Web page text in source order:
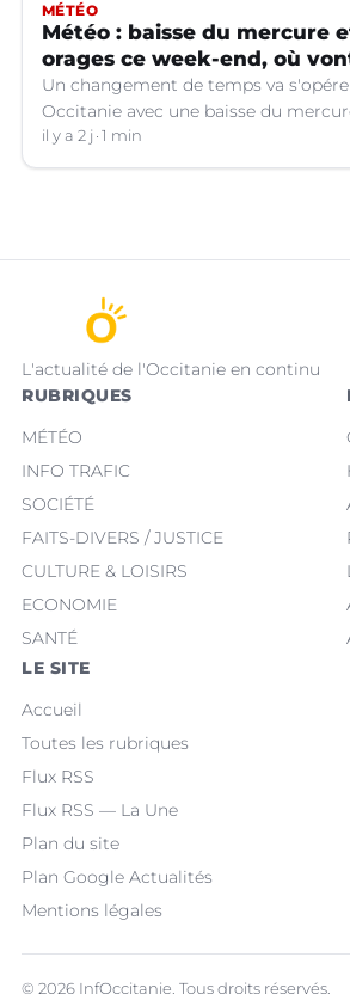
MÉTÉO
Météo : baisse du mercure
orages ce week-end, où
Un changement de temps va
Occitanie avec une baisse du
d'orages dans certains départements.
il y a 2 j 1 min
L'actualité de l'Occitanie en continu
RUBRIQUES
MÉTÉO
INFO TRAFIC
SOCIÉTÉ
FAITS-DIVERS / JUSTICE
CULTURE & LOISIRS
ECONOMIE
SANTÉ
LE SITE
Accueil
Toutes les rubriques
Flux RSS
Flux RSS — La Une
Plan du site
Plan Google Actualités
Mentions légales
© 2026 InfOccitanie. Tous droits réservés.